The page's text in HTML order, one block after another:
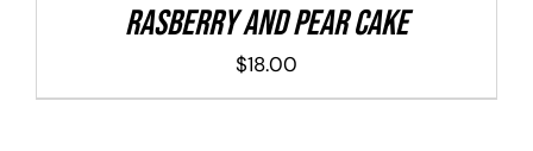
Rasberry And Pear Cake
$18.00